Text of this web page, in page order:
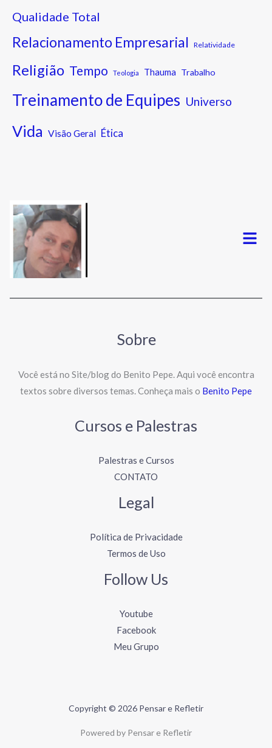
Qualidade Total
Relacionamento Empresarial Relatividade
Religião Tempo Teologia Thauma Trabalho
Treinamento de Equipes Universo
Vida Visão Geral Ética
Menu
Sobre
Você está no Site/blog do Benito Pepe. Aqui você encontra
textos sobre diversos temas. Conheça mais o Benito Pepe
Cursos e Palestras
Palestras e Cursos
CONTATO
Legal
Política de Privacidade
Termos de Uso
Follow Us
Youtube
Facebook
Meu Grupo
Copyright © 2026 Pensar e Refletir
Powered by Pensar e Refletir